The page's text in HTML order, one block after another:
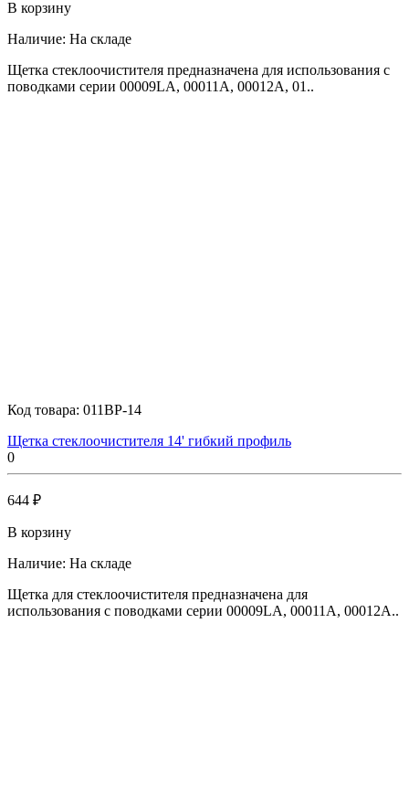
В корзину
Наличие: На складе
Щетка стеклоочистителя предназначена для использования с
поводками серии 00009LA, 00011A, 00012A, 01..
Код товара: 011BP-14
Щетка стеклоочистителя 14' гибкий профиль
0
644 ₽
В корзину
Наличие: На складе
Щетка для стеклоочистителя предназначена для
использования с поводками серии 00009LA, 00011A, 00012A..